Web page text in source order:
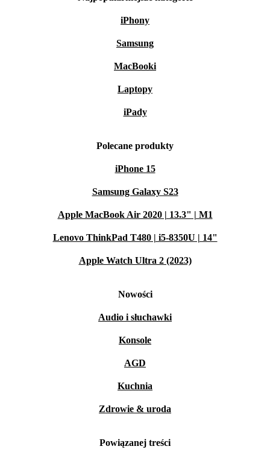
iPhony
Samsung
MacBooki
Laptopy
iPady
Polecane produkty
iPhone 15
Samsung Galaxy S23
Apple MacBook Air 2020 | 13.3" | M1
Lenovo ThinkPad T480 | i5-8350U | 14"
Apple Watch Ultra 2 (2023)
Nowości
Audio i słuchawki
Konsole
AGD
Kuchnia
Zdrowie & uroda
Powiązanej treści